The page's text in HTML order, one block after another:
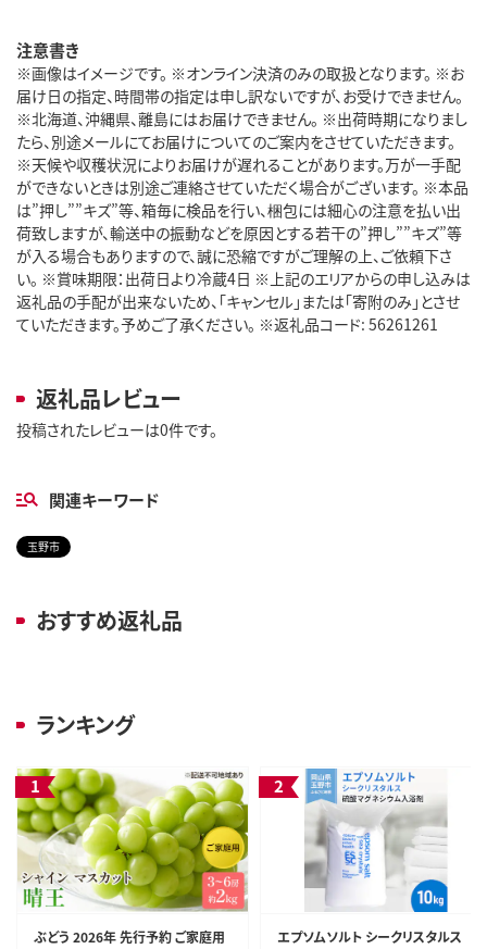
注意書き
※画像はイメージです。 ※オンライン決済のみの取扱となります。 ※お
届け日の指定、時間帯の指定は申し訳ないですが、お受けできません。
※北海道、沖縄県、離島にはお届けできません。 ※出荷時期になりまし
たら、別途メールにてお届けについてのご案内をさせていただきます。
※天候や収穫状況によりお届けが遅れることがあります。万が一手配
ができないときは別途ご連絡させていただく場合がございます。 ※本品
は”押し””キズ”等、箱毎に検品を行い、梱包には細心の注意を払い出
荷致しますが、輸送中の振動などを原因とする若干の”押し””キズ”等
が入る場合もありますので、誠に恐縮ですがご理解の上、ご依頼下さ
い。 ※賞味期限：出荷日より冷蔵4日 ※上記のエリアからの申し込みは
返礼品の手配が出来ないため、「キャンセル」または「寄附のみ」とさせ
ていただきます。予めご了承ください。 ※返礼品コード: 56261261
返礼品レビュー
投稿されたレビューは0件です。
関連キーワード
玉野市
おすすめ返礼品
ランキング
ぶどう 2026年 先行予約 ご家庭用
エプソムソルト シークリスタルス